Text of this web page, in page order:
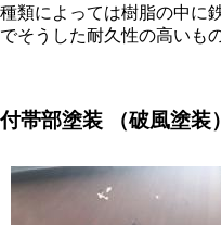
種類によっては樹脂の中に
でそうした耐久性の高いも
付帯部塗装 （破風塗装）